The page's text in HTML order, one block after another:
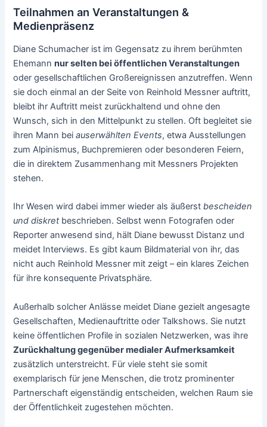
Teilnahmen an Veranstaltungen &
Medienpräsenz
Diane Schumacher ist im Gegensatz zu ihrem berühmten
Ehemannnur selten bei öffentlichen Veranstaltungen
oder gesellschaftlichen Großereignissen anzutreffen. Wenn
sie doch einmal an der Seite von Reinhold Messner auftritt,
bleibt ihr Auftritt meist zurückhaltend und ohne den
Wunsch, sich in den Mittelpunkt zu stellen. Oft begleitet sie
ihren Mann beiauserwählten Events, etwa Ausstellungen
zum Alpinismus, Buchpremieren oder besonderen Feiern,
die in direktem Zusammenhang mit Messners Projekten
stehen.
Ihr Wesen wird dabei immer wieder als äußerstbescheiden
und diskretbeschrieben. Selbst wenn Fotografen oder
Reporter anwesend sind, hält Diane bewusst Distanz und
meidet Interviews. Es gibt kaum Bildmaterial von ihr, das
nicht auch Reinhold Messner mit zeigt – ein klares Zeichen
für ihre konsequente Privatsphäre.
Außerhalb solcher Anlässe meidet Diane gezielt angesagte
Gesellschaften, Medienauftritte oder Talkshows. Sie nutzt
keine öffentlichen Profile in sozialen Netzwerken, was ihre
Zurückhaltung gegenüber medialer Aufmerksamkeit
zusätzlich unterstreicht. Für viele steht sie somit
exemplarisch für jene Menschen, die trotz prominenter
Partnerschaft eigenständig entscheiden, welchen Raum sie
der Öffentlichkeit zugestehen möchten.